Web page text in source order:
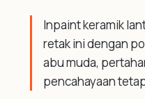
Inpaint keramik
retak ini dengan
abu muda,
pencahayaan